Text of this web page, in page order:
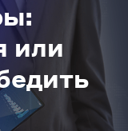
или